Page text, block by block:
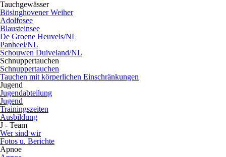
Tauchgewässer
Bösinghovener Weiher
Adolfosee
Blausteinsee
De Groene Heuvels/NL
Panheel/NL
Schouwen Duiveland/NL
Schnuppertauchen
Schnuppertauchen
Tauchen mit körperlichen Einschränkungen
Jugend
Jugendabteilung
Jugend
Trainingszeiten
Ausbildung
J - Team
Wer sind wir
Fotos u. Berichte
Apnoe